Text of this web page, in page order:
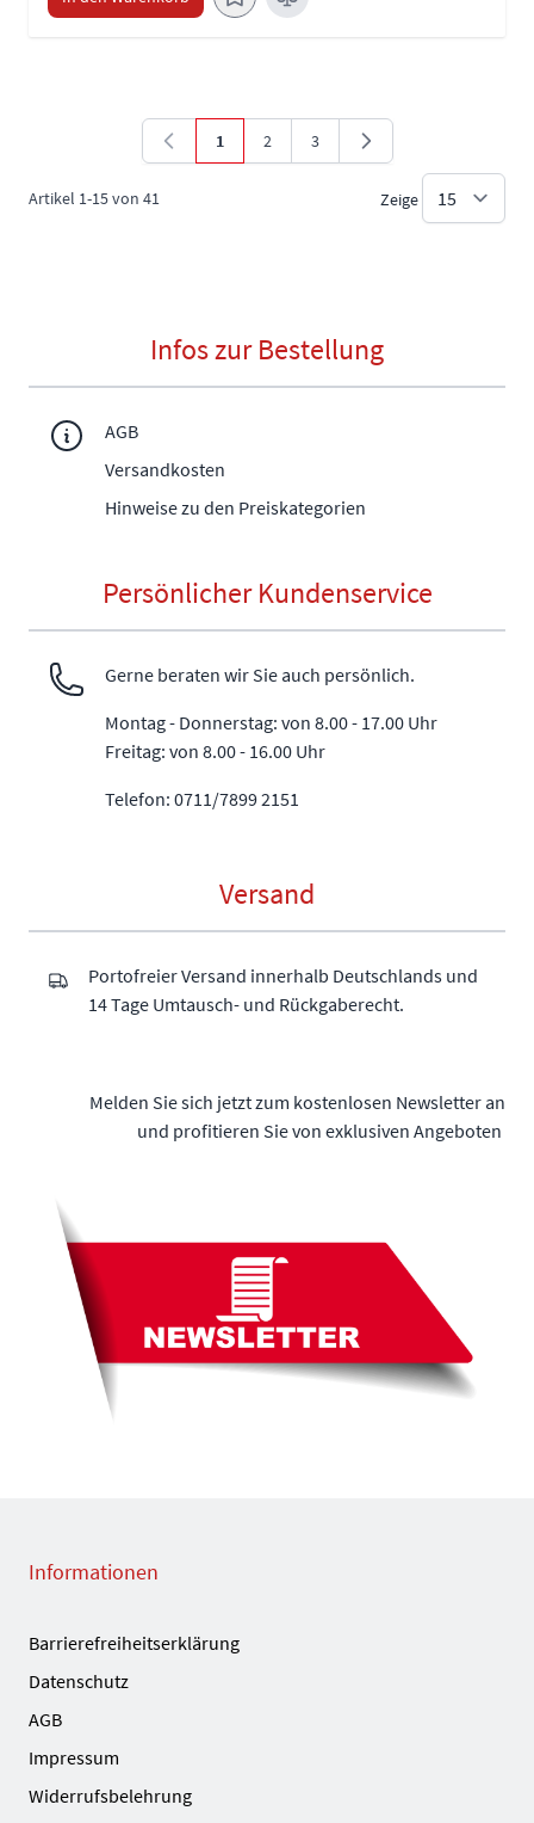
Artikel 1-15von 41
Sie lesen gerade die Seite
1 Seite
2 Seite
3
Zeige
Infos zur Bestellung
AGB
Versandkosten
Hinweise zu den Preiskategorien
Persönlicher Kundenservice
Gerne beraten wir Sie auch persönlich.
Montag - Donnerstag: von 8.00 - 17.00 Uhr
Freitag: von 8.00 - 16.00 Uhr
Telefon: 0711/7899 2151
Versand
Portofreier Versand innerhalb Deutschlands und
14 Tage Umtausch- und Rückgaberecht.
Melden Sie sich jetzt zum kostenlosen Newsletter an
und profitieren Sie von exklusiven Angeboten
Informationen
Barrierefreiheitserklärung
Datenschutz
AGB
Impressum
Widerrufsbelehrung